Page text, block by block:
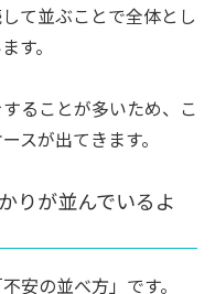
て並ぶことで全体とし
す。
ることが多いため、こ
スが出てきます。
りが並んでいるよ
安の並べ方」です。